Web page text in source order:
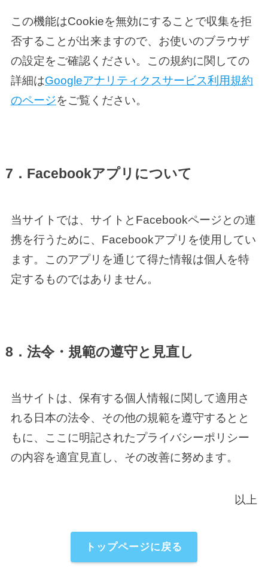
この機能はCookieを無効にすることで収集を拒
否することが出来ますので、お使いのブラウザ
の設定をご確認ください。この規約に関しての
詳細はGoogleアナリティクスサービス利用規約
のページをご覧ください。
7．Facebookアプリについて
当サイトでは、サイトとFacebookページとの連
携を行うために、Facebookアプリを使用してい
ます。このアプリを通じて得た情報は個人を特
定するものではありません。
8．法令・規範の遵守と見直し
当サイトは、保有する個人情報に関して適用さ
れる日本の法令、その他の規範を遵守するとと
もに、ここに明記されたプライバシーポリシー
の内容を適宜見直し、その改善に努めます。
以上
トップページに戻る